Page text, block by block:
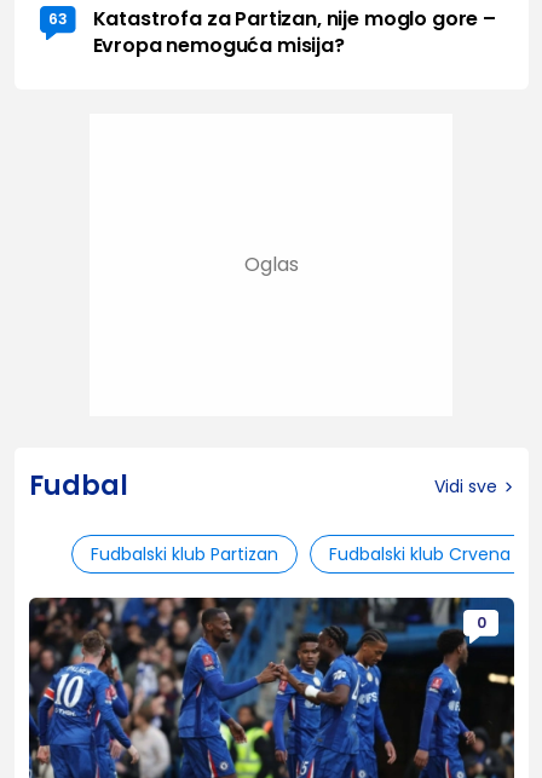
63
Katastrofa za Partizan, nije moglo gore –
Evropa nemoguća misija?
Fudbal Vidi sve
Fudbalski klub Partizan Fudbalski klub Crvena
0